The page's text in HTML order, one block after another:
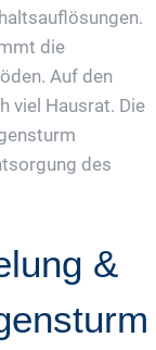
die
Auf den
viel Hausrat. Die
des
&